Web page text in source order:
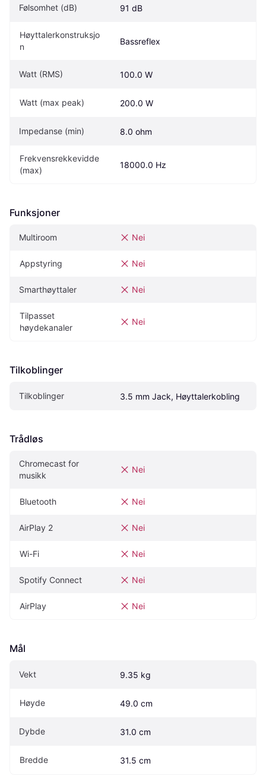
Følsomhet (dB) 91 dB
Høyttalerkonstruksjo
n
Bassreflex
Watt (RMS) 100.0 W
Watt (max peak) 200.0 W
Impedanse (min) 8.0 ohm
Frekvensrekkevidde
(max)
18000.0 Hz
Funksjoner
Multiroom Nei
Appstyring Nei
Smarthøyttaler Nei
Tilpasset
høydekanaler
Nei
Tilkoblinger
Tilkoblinger 3.5 mm Jack, Høyttalerkobling
Trådløs
Chromecast for
musikk
Nei
Bluetooth Nei
AirPlay 2 Nei
Wi-Fi Nei
Spotify Connect Nei
AirPlay Nei
Mål
Vekt 9.35 kg
Høyde 49.0 cm
Dybde 31.0 cm
Bredde 31.5 cm